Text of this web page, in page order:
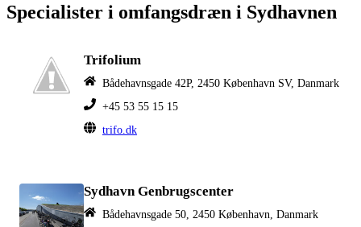
Specialister i omfangsdræn i Sydhavnen
Trifolium
Bådehavnsgade 42P, 2450 København SV, Danmark
+45 53 55 15 15
trifo.dk
Sydhavn Genbrugscenter
Bådehavnsgade 50, 2450 København, Danmark